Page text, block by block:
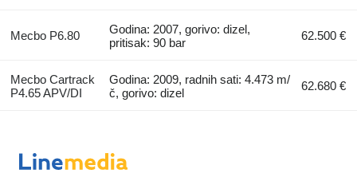
Mecbo P6.80
Godina: 2007, gorivo: dizel,
pritisak: 90 bar
62.500 €
Mecbo Cartrack
P4.65 APV/DI
Godina: 2009, radnih sati: 4.473 m/
č, gorivo: dizel
62.680 €